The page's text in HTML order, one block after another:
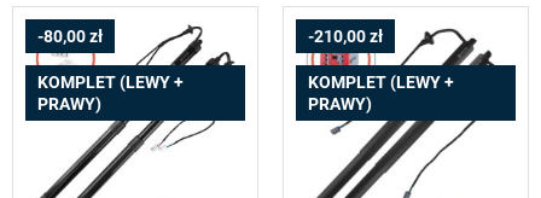
-80,00 zł
KOMPLET (LEWY +
PRAWY)
-210,00 zł
KOMPLET (LEWY +
PRAWY)